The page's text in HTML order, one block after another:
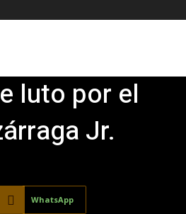
luto por el
Jr.
WhatsApp